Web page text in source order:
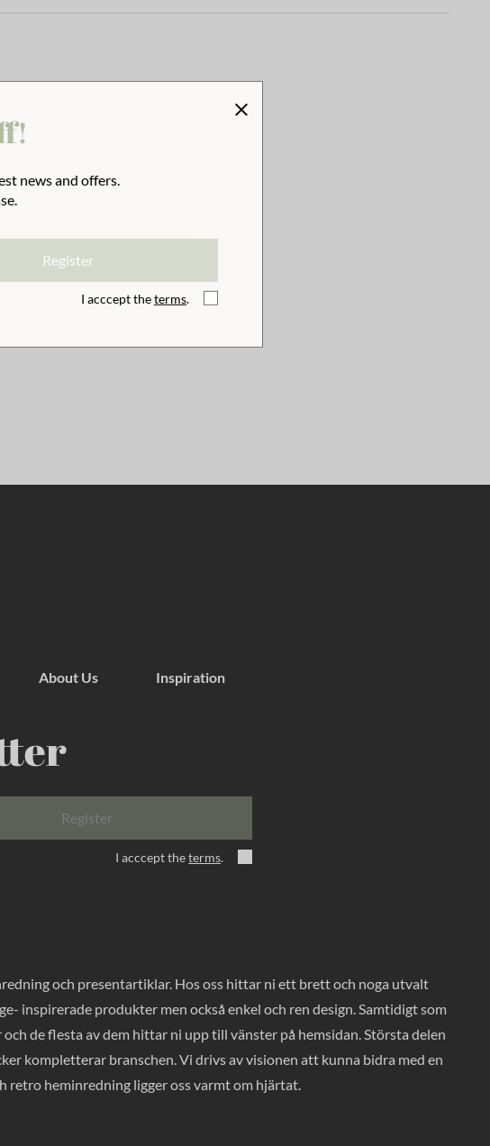
About Us Inspiration
Register
I acccept theterms.
och presentartiklar. Hos oss hittar ni ett brett och noga utvalt
inspirerade produkter men också enkel och ren design. Samtidigt som
de flesta av dem hittar ni upp till vänster på hemsidan. Största delen
kompletterar branschen. Vi drivs av visionen att kunna bidra med en
retro heminredning ligger oss varmt om hjärtat.
news and offers.
Register
I acccept theterms.